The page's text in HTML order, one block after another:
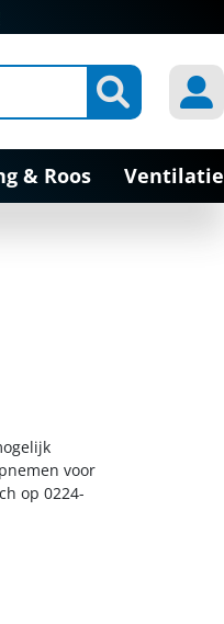
& Roos Ventilatie
voor
op 0224-